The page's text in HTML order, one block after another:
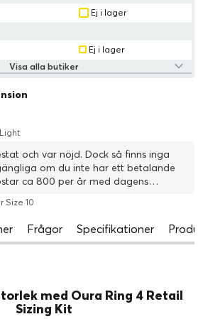
Ej i lager
Ej i lager
Visa alla butiker
och var nöjd. Dock så finns inga
om du inte har ett betalande
ca 800 per år med dagens
att köpa en träningsklocka där allt
Size 10
Frågor Specifikationer
med Oura Ring 4 Retail
Sizing Kit